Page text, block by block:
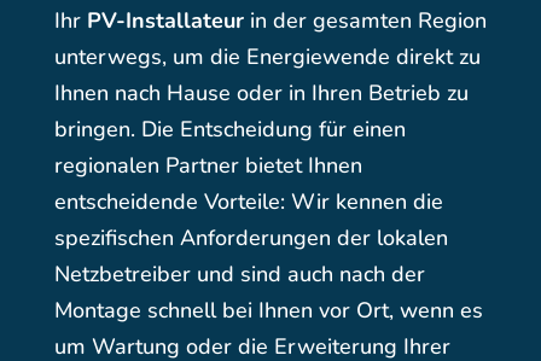
Ihr PV-Installateurin der gesamten Region
unterwegs, um die Energiewende direkt zu
Ihnen nach Hause oder in Ihren Betrieb zu
bringen. Die Entscheidung für einen
regionalen Partner bietet Ihnen
entscheidende Vorteile: Wir kennen die
spezifischen Anforderungen der lokalen
Netzbetreiber und sind auch nach der
Montage schnell bei Ihnen vor Ort, wenn es
um Wartung oder die Erweiterung Ihrer